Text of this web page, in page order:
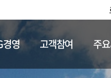
경영 고객참여 주